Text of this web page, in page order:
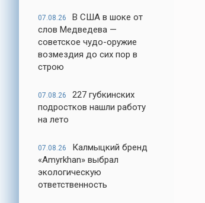
07.08.26
В США в шоке от
слов Медведева —
советское чудо-оружие
возмездия до сих пор в
строю
07.08.26
227 губкинских
подростков нашли работу
на лето
07.08.26
Калмыцкий бренд
«Amyrkhan» выбрал
экологическую
ответственность